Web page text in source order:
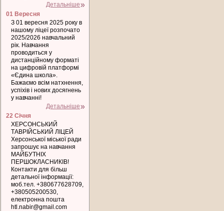
Детальніше
01 Вересня
З 01 вересня 2025 року в
нашому ліцеї розпочато
2025/2026 навчальний
рік. Навчання
проводиться у
дистанційному форматі
на цифровій платформі
«Єдина школа».
Бажаємо всім натхнення,
успіхів і нових досягнень
у навчанні!
Детальніше
22 Січня
ХЕРСОНСЬКИЙ
ТАВРІЙСЬКИЙ ЛІЦЕЙ
Херсонської міської ради
запрошує на навчання
МАЙБУТНІХ
ПЕРШОКЛАСНИКІВ!
Контакти для більш
детальної інформації:
моб.тел. +380677628709,
+380505200530,
електронна пошта
htl.nabir@gmail.com